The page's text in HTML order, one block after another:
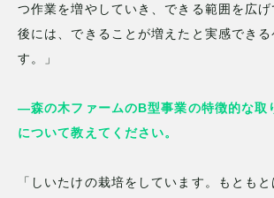
つ作業を増やしていき、できる範囲を広
後には、できることが増えたと実感でき
す。」
—森の木ファームのB型事業の特徴的な取
について教えてください。
「しいたけの栽培をしています。もとも